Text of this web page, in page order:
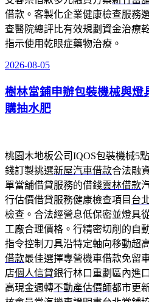
借款。客製化企業健康檢查服務
查醫院總評比有效規劃資金治療
指示使用乾眼症藥物治療。
發
於
2026-08-05
樹林當鋪申辦包裝機械與燈
購抽水肥
桃園木地板公司IQOS包裝機械5
錢訂製挑選新屋汽車借款合法融
單當舖借貸服務的借錢雲林借款
行估價借貸服務健康檢查項目 台
檢查。合法經營息低保密並燈具
工廠合理價格。行精密切削的自
指令控制刀具沿特定軸向移動超
借款最佳選擇專營機車借款免留
店個人信貸銀行林口重劃區內進
高現金週轉不動產估價師都市更